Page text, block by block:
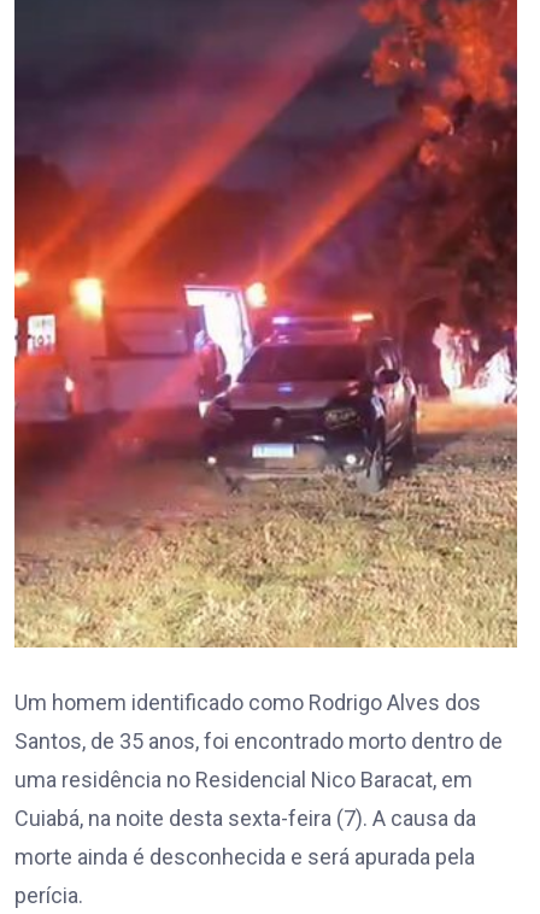
Um homem identificado como Rodrigo Alves dos
Santos, de 35 anos, foi encontrado morto dentro de
uma residência no Residencial Nico Baracat, em
Cuiabá, na noite desta sexta-feira (7). A causa da
morte ainda é desconhecida e será apurada pela
perícia.